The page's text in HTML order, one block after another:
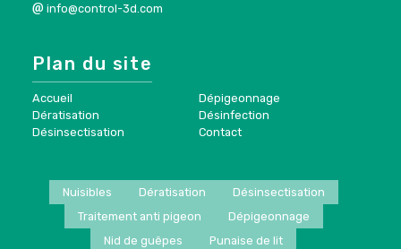
info@control-3d.com
Plan du site
Accueil
Dératisation
Désinsectisation
Dépigeonnage
Désinfection
Contact
Nuisibles Dératisation
Désinsectisation
Traitement anti pigeon
Dépigeonnage
Nid de guêpes
Punaise de lit